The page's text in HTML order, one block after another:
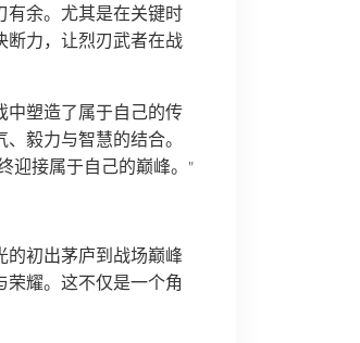
有余。尤其是在关键时
断力，让烈刃武者在战
中塑造了属于自己的传
毅力与智慧的结合。
迎接属于自己的巅峰。”
的初出茅庐到战场巅峰
耀。这不仅是一个角